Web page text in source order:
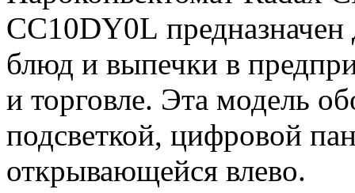
CC10DY0L предназначен
блюд и выпечки в
и торговле. Эта модель
подсветкой, цифровой
открывающейся влево.